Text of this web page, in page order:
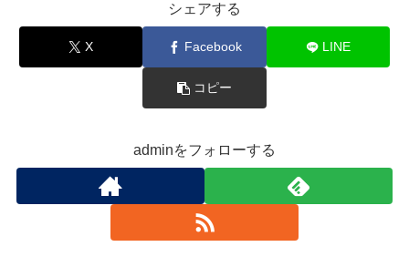
シェアする
X Facebook LINE
コピー
adminをフォローする